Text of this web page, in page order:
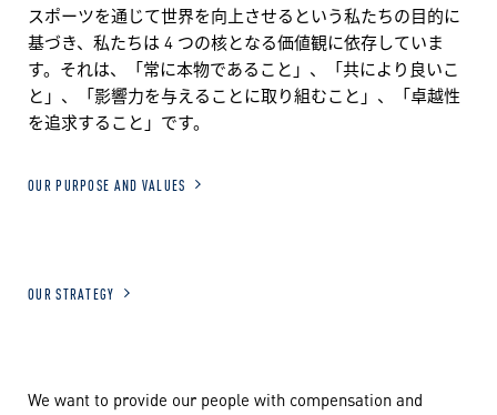
スポーツを通じて世界を向上させるという私たちの目的に
基づき、私たちは 4 つの核となる価値観に依存していま
す。それは、「常に本物であること」、「共により良いこ
と」、「影響力を与えることに取り組むこと」、「卓越性
を追求すること」です。
OUR PURPOSE AND VALUES
OUR STRATEGY
We want to provide our people with compensation and